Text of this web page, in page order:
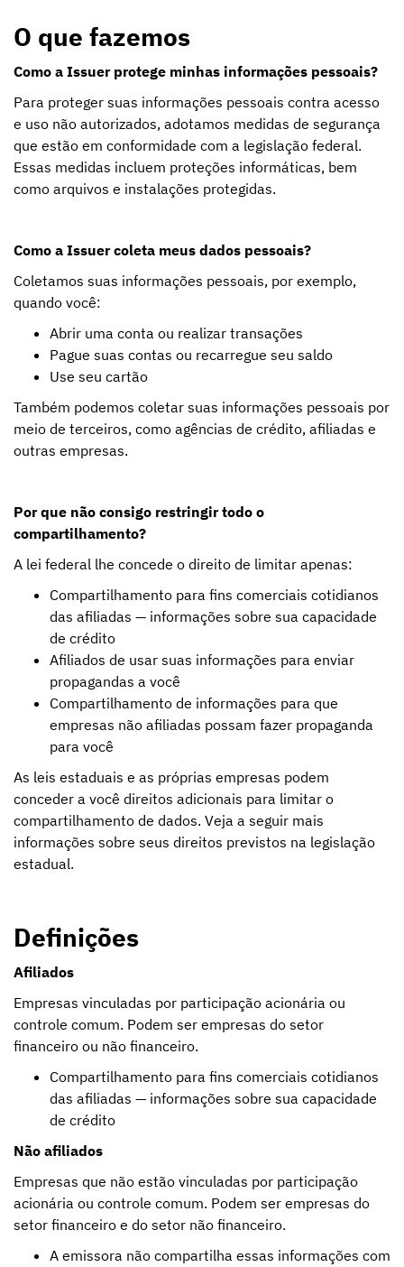
O que fazemos
Como a Issuer protege minhas informações pessoais?
Para proteger suas informações pessoais contra acesso
e uso não autorizados, adotamos medidas de segurança
que estão em conformidade com a legislação federal.
Essas medidas incluem proteções informáticas, bem
como arquivos e instalações protegidas.
Como a Issuer coleta meus dados pessoais?
Coletamos suas informações pessoais, por exemplo,
quando você:
Abrir uma conta ou realizar transações
Pague suas contas ou recarregue seu saldo
Use seu cartão
Também podemos coletar suas informações pessoais por
meio de terceiros, como agências de crédito, afiliadas e
outras empresas.
Por que não consigo restringir todo o
compartilhamento?
A lei federal lhe concede o direito de limitar apenas:
Compartilhamento para fins comerciais cotidianos
das afiliadas — informações sobre sua capacidade
de crédito
Afiliados de usar suas informações para enviar
propagandas a você
Compartilhamento de informações para que
empresas não afiliadas possam fazer propaganda
para você
As leis estaduais e as próprias empresas podem
conceder a você direitos adicionais para limitar o
compartilhamento de dados. Veja a seguir mais
informações sobre seus direitos previstos na legislação
estadual.
Definições
Afiliados
Empresas vinculadas por participação acionária ou
controle comum. Podem ser empresas do setor
financeiro ou não financeiro.
Compartilhamento para fins comerciais cotidianos
das afiliadas — informações sobre sua capacidade
de crédito
Não afiliados
Empresas que não estão vinculadas por participação
acionária ou controle comum. Podem ser empresas do
setor financeiro e do setor não financeiro.
A emissora não compartilha essas informações com